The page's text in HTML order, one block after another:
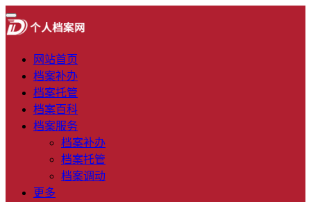
网站首页
档案补办
档案托管
档案百科
档案服务
档案补办
档案托管
档案调动
更多